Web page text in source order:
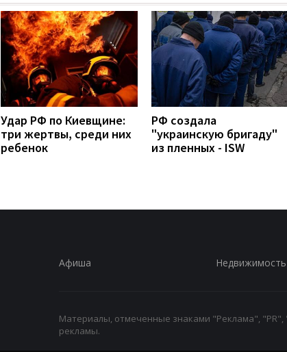
Удар РФ по Киевщине:
три жертвы, среди них
ребенок
РФ создала
"украинскую бригаду"
из пленных - ISW
Афиша Недвижимость
Материалы, отмеченные знаками "Реклама",
рекламы.